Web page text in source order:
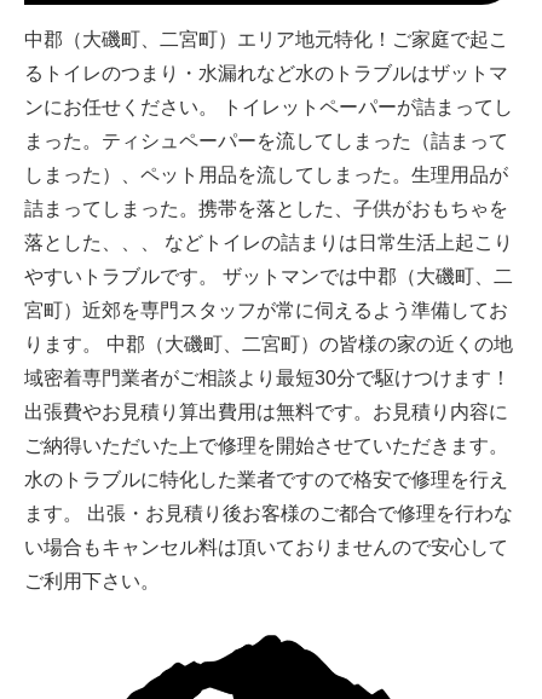
中郡（大磯町、二宮町）エリア地元特化！ご家庭で起こ
るトイレのつまり・水漏れなど水のトラブルはザットマ
ンにお任せください。 トイレットペーパーが詰まってし
まった。ティシュペーパーを流してしまった（詰まって
しまった）、ペット用品を流してしまった。生理用品が
詰まってしまった。携帯を落とした、子供がおもちゃを
落とした、、、 などトイレの詰まりは日常生活上起こり
やすいトラブルです。 ザットマンでは中郡（大磯町、二
宮町）近郊を専門スタッフが常に伺えるよう準備してお
ります。 中郡（大磯町、二宮町）の皆様の家の近くの地
域密着専門業者がご相談より最短30分で駆けつけます！
出張費やお見積り算出費用は無料です。お見積り内容に
ご納得いただいた上で修理を開始させていただきます。
水のトラブルに特化した業者ですので格安で修理を行え
ます。 出張・お見積り後お客様のご都合で修理を行わな
い場合もキャンセル料は頂いておりませんので安心して
ご利用下さい。